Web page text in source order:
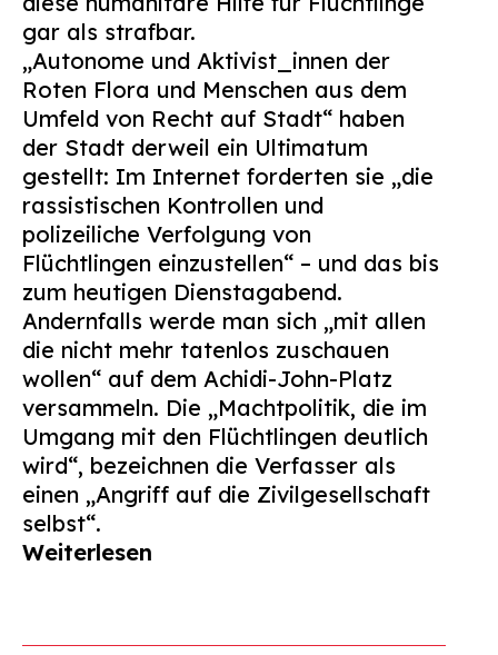
gar als strafbar.
„Autonome und Aktivist_innen der
Roten Flora und Menschen aus dem
Umfeld von Recht auf Stadt“ haben
der Stadt derweil ein Ultimatum
gestellt: Im Internet forderten sie „die
rassistischen Kontrollen und
polizeiliche Verfolgung von
Flüchtlingen einzustellen“ – und das bis
zum heutigen Dienstagabend.
Andernfalls werde man sich „mit allen
die nicht mehr tatenlos zuschauen
wollen“ auf dem Achidi-John-Platz
versammeln. Die „Machtpolitik, die im
Umgang mit den Flüchtlingen deutlich
wird“, bezeichnen die Verfasser als
einen „Angriff auf die Zivilgesellschaft
selbst“.
Weiterlesen